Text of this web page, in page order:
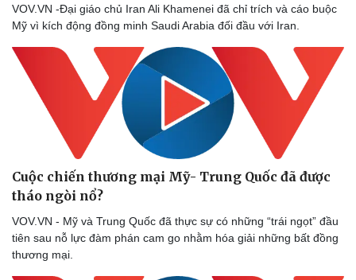
Phòng mạch online
Ăn sạch sống khỏe
VOV.VN -Đại giáo chủ Iran Ali Khamenei đã chỉ trích và cáo buộc
Mỹ vì kích động đồng minh Saudi Arabia đối đầu với Iran.
Cuộc chiến thương mại Mỹ- Trung Quốc đã được
tháo ngòi nổ?
VOV.VN - Mỹ và Trung Quốc đã thực sự có những “trái ngọt” đầu
tiên sau nỗ lực đàm phán cam go nhằm hóa giải những bất đồng
thương mại.